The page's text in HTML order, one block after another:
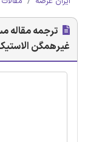
ترجمه مقاله
غیرهمگن